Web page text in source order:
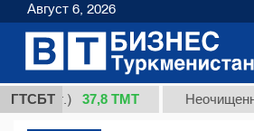
ГТСБТ
37,8 ТМТ Неочищенная
Август 6, 2026